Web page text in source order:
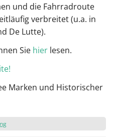
und die Fahrradroute
verbreitet (u.a. in
De Lutte).
Sie hier lesen.
Marken und Historischer